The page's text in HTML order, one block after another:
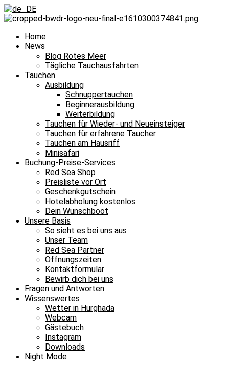
Home
News
Blog Rotes Meer
Tägliche Tauchausfahrten
Tauchen
Ausbildung
Schnuppertauchen
Beginnerausbildung
Weiterbildung
Tauchen für Wieder- und Neueinsteiger
Tauchen für erfahrene Taucher
Tauchen am Hausriff
Minisafari
Buchung-Preise-Services
Red Sea Shop
Preisliste vor Ort
Geschenkgutschein
Hotelabholung kostenlos
Dein Wunschboot
Unsere Basis
So sieht es bei uns aus
Unser Team
Red Sea Partner
Öffnungszeiten
Kontaktformular
Bewirb dich bei uns
Fragen und Antworten
Wissenswertes
Wetter in Hurghada
Webcam
Gästebuch
Instagram
Downloads
Night Mode